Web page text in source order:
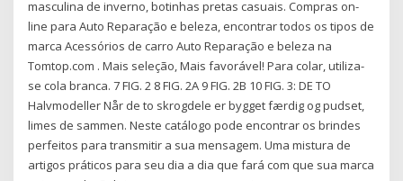
masculina de inverno, botinhas pretas casuais. Compras on-
line para Auto Reparação e beleza, encontrar todos os tipos de
marca Acessórios de carro Auto Reparação e beleza na
Tomtop.com . Mais seleção, Mais favorável! Para colar, utiliza-
se cola branca. 7 FIG. 2 8 FIG. 2A 9 FIG. 2B 10 FIG. 3: DE TO
Halvmodeller Når de to skrogdele er bygget færdig og pudset,
limes de sammen. Neste catálogo pode encontrar os brindes
perfeitos para transmitir a sua mensagem. Uma mistura de
artigos práticos para seu dia a dia que fará com que sua marca